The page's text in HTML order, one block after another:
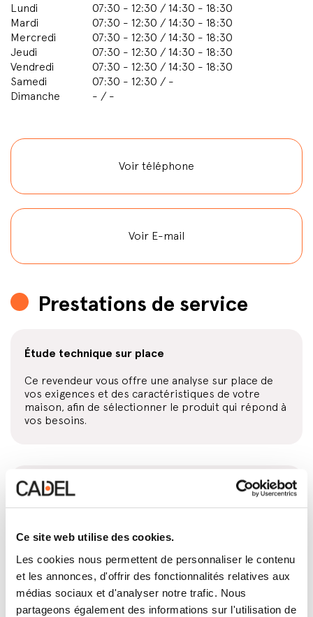
Ce site web utilise des cookies.
Les cookies nous permettent de personnaliser le contenu
et les annonces, d'offrir des fonctionnalités relatives aux
médias sociaux et d'analyser notre trafic. Nous
partageons également des informations sur l'utilisation de
Lundi
07:30 - 12:30 / 14:30 - 18:30
Mardi
07:30 - 12:30 / 14:30 - 18:30
Mercredi
07:30 - 12:30 / 14:30 - 18:30
Jeudi
07:30 - 12:30 / 14:30 - 18:30
Vendredi
07:30 - 12:30 / 14:30 - 18:30
Samedi
07:30 - 12:30 / -
Dimanche
- / -
Voir téléphone
Voir E-mail
Prestations de service
Étude technique sur place
Ce revendeur vous offre une analyse sur place de
vos exigences et des caractéristiques de votre
maison, afin de sélectionner le produit qui répond à
vos besoins.
Pose et installation des poêles
garantissent une installation conforme aux normes
en vigueur et dénuée d’erreur.